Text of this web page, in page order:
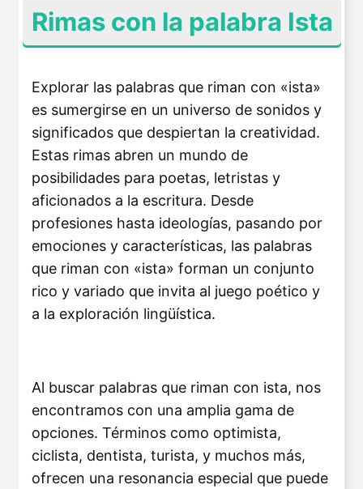
Rimas con la palabra Ista
Explorar las palabras que riman con «ista»
es sumergirse en un universo de sonidos y
significados que despiertan la creatividad.
Estas rimas abren un mundo de
posibilidades para poetas, letristas y
aficionados a la escritura. Desde
profesiones hasta ideologías, pasando por
emociones y características, las palabras
que riman con «ista» forman un conjunto
rico y variado que invita al juego poético y
a la exploración lingüística.
Al buscar palabras que riman con ista, nos
encontramos con una amplia gama de
opciones. Términos como optimista,
ciclista, dentista, turista, y muchos más,
ofrecen una resonancia especial que puede